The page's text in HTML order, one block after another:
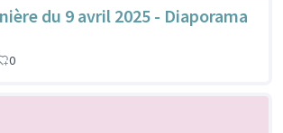
du 9 avril 2025 - Diaporama
0